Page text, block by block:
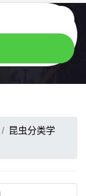
昆虫分类学